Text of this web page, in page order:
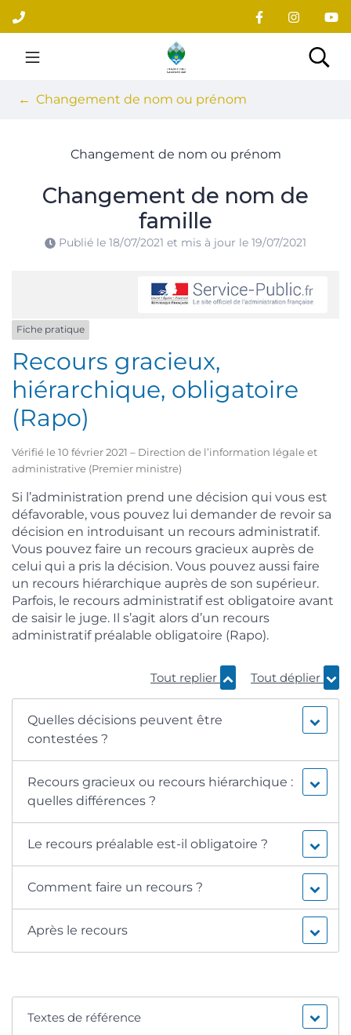
Aller
au
contenu
Site officiel du village
Changement de nom ou prénom
Changement de nom ou prénom
Changement de nom de
famille
Publié le 18/07/2021 et mis à jour le 19/07/2021
Fiche pratique
Recours gracieux,
hiérarchique, obligatoire
(Rapo)
Vérifié le 10 février 2021 – Direction de l’information légale et
administrative (Premier ministre)
Si l’administration prend une décision qui vous est
défavorable, vous pouvez lui demander de revoir sa
décision en introduisant un recours administratif.
Vous pouvez faire un recours gracieux auprès de
celui qui a pris la décision. Vous pouvez aussi faire
un recours hiérarchique auprès de son supérieur.
Parfois, le recours administratif est obligatoire avant
de saisir le juge. Il s’agit alors d’un recours
administratif préalable obligatoire (Rapo).
Tout replier Tout déplier
Quelles décisions peuvent être
contestées ?
Recours gracieux ou recours hiérarchique :
quelles différences ?
Le recours préalable est-il obligatoire ?
Comment faire un recours ?
Après le recours
Textes de référence